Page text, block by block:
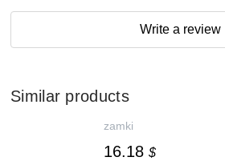
Write a review
Similar products
zamki
16.18 $